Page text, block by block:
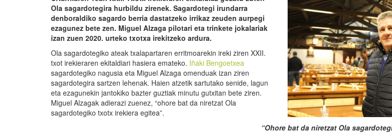
Ola sagardotegira hurbildu zirenek. Sagardotegi irundarra
denboraldiko sagardo berria dastatzeko irrikaz zeuden aurpegi
ezagunez bete zen. Miguel Alzaga pilotari eta trinkete jokalariak
izan zuen 2020. urteko txotxa irekitzeko ardura.
Ola sagardotegiko ateak txalapartaren erritmoarekin ireki ziren XXII.
txot irekieraren ekitaldiari hasiera emateko. Iñaki Bengoetxea
sagardotegiko nagusia eta Miguel Alzaga omenduak izan ziren
sagardotegira sartzen lehenak. Haien atzetik sartutako senide, lagun
eta ezagunekin jantokiko bazter guztiak minutu gutxitan bete ziren.
Miguel Alzagak adierazi zuenez, “ohore bat da niretzat Ola
sagardotegiko txotx irekiera egitea”.
“Ohore bat da niretzat Ola